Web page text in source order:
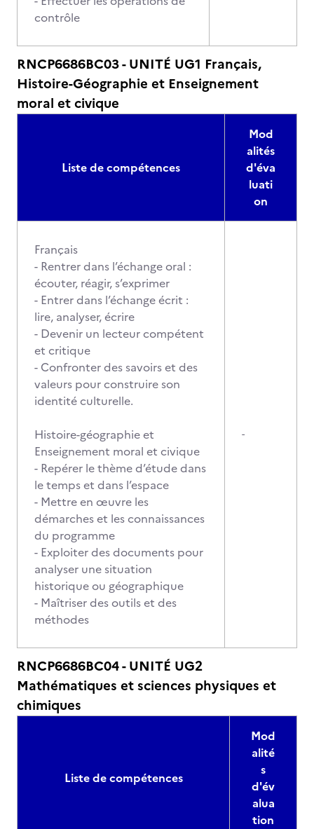
contrôle
RNCP6686BC03 - UNITÉ UG1 Français,
Histoire-Géographie et Enseignement
moral et civique
Liste de compétences
Mod
alités
d'éva
luati
on
Français
- Rentrer dans l’échange oral :
écouter, réagir, s’exprimer
- Entrer dans l’échange écrit :
lire, analyser, écrire
- Devenir un lecteur compétent
et critique
- Confronter des savoirs et des
valeurs pour construire son
identité culturelle.
Histoire-géographie et
Enseignement moral et civique
- Repérer le thème d’étude dans
le temps et dans l’espace
- Mettre en œuvre les
démarches et les connaissances
du programme
- Exploiter des documents pour
analyser une situation
historique ou géographique
- Maîtriser des outils et des
méthodes
-
RNCP6686BC04 - UNITÉ UG2
Mathématiques et sciences physiques et
chimiques
Liste de compétences
Mod
alité
s
d'év
alua
tion